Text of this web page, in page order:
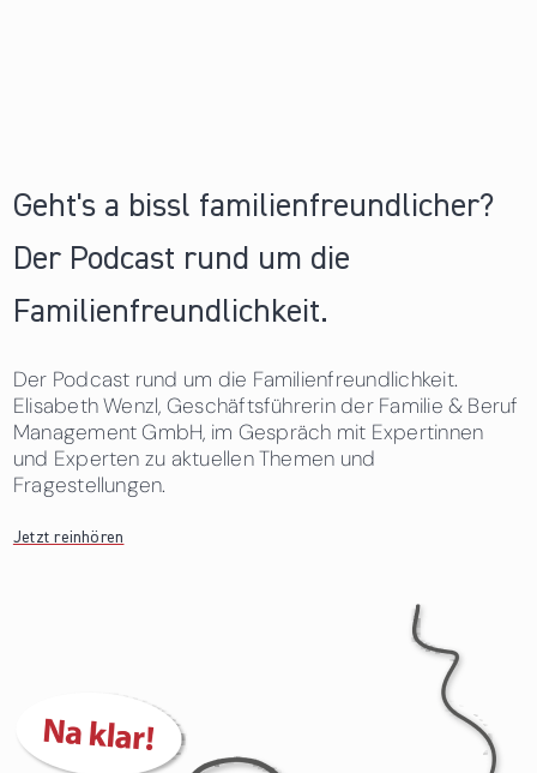
Geht's a bissl familienfreundlicher?
Der Podcast rund um die
Familienfreundlichkeit.
Der Podcast rund um die Familienfreundlichkeit.
Elisabeth Wenzl, Geschäftsführerin der Familie & Beruf
Management GmbH, im Gespräch mit Expertinnen
und Experten zu aktuellen Themen und
Fragestellungen.
Jetzt reinhören